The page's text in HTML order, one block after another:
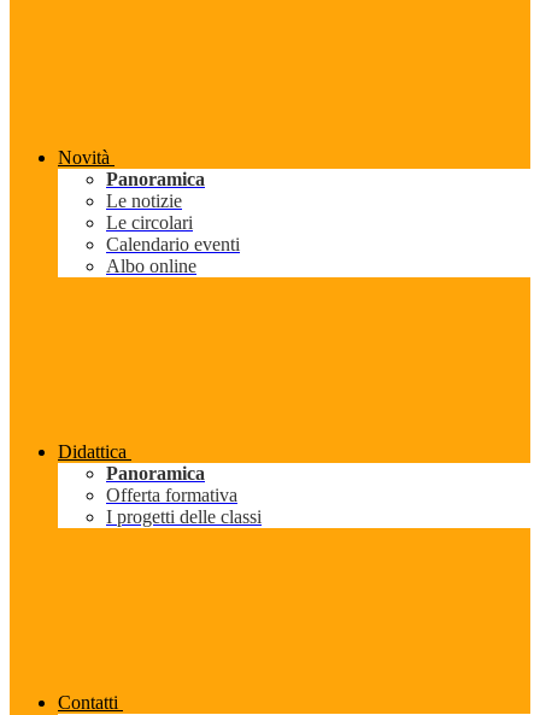
Novità
Panoramica
Le notizie
Le circolari
Calendario eventi
Albo online
Didattica
Panoramica
Offerta formativa
I progetti delle classi
Contatti